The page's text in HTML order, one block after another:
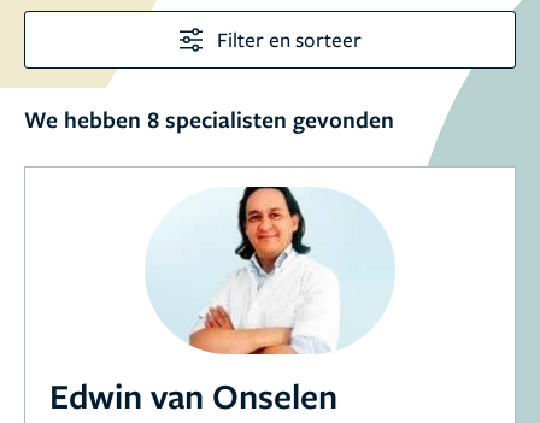
Filter en sorteer
We hebben 8 specialisten gevonden
Edwin van Onselen